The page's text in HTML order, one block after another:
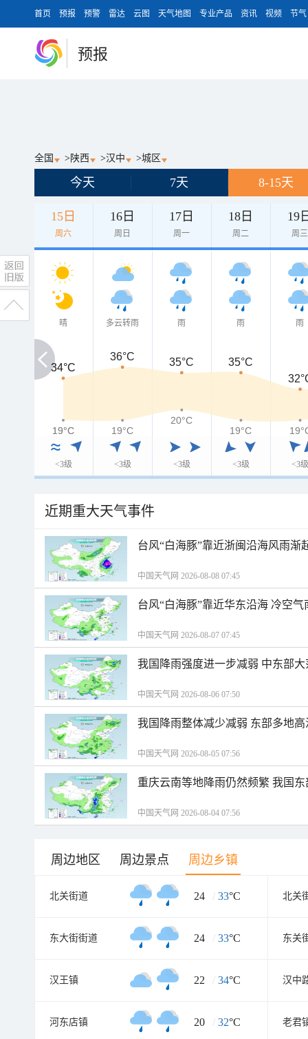
首页 预报 预警 雷达 云图 天气地图 专业产品 资讯 视频 节气
预报
全国 > 陕西 >汉中 >城区
今天 7天 8-15天
15日
周六
16日
周日
17日
周一
18日
周二
19
周三
晴
<3级
多云转雨
<3级
雨
<3级
雨
<3级
雨
<3级
34°C
34°C
36°C 35°C
35°C
19°C
19°C 19°C
20°C
19°C
近期重大天气事件
台风“白海豚”靠近浙闽沿海风雨渐
中国天气网 2026-08-08 07:45
台风“白海豚”靠近华东沿海 冷空
中国天气网 2026-08-07 07:45
我国降雨强度进一步减弱 中东部
中国天气网 2026-08-06 07:50
我国降雨整体减少减弱 东部多地
中国天气网 2026-08-05 07:56
重庆云南等地降雨仍然频繁 我国
中国天气网 2026-08-04 07:56
周边地区 周边景点 周边乡镇
北关街道 24 / 33°C 北关
东大街街道 24 / 33°C 东关
汉王镇 22 / 34°C 汉中
河东店镇 20 / 32°C 老君